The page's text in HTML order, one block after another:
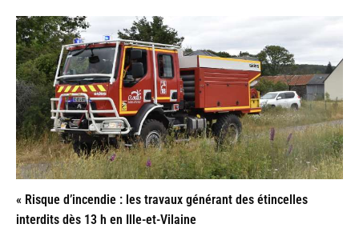
« Risque d’incendie : les travaux générant des étincelles
interdits dès 13 h en Ille-et-Vilaine